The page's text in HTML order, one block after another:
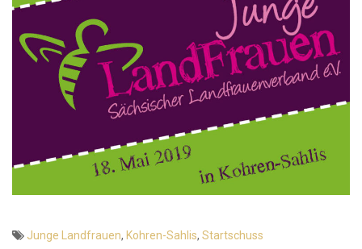
Junge Landfrauen, Kohren-Sahlis, Startschuss